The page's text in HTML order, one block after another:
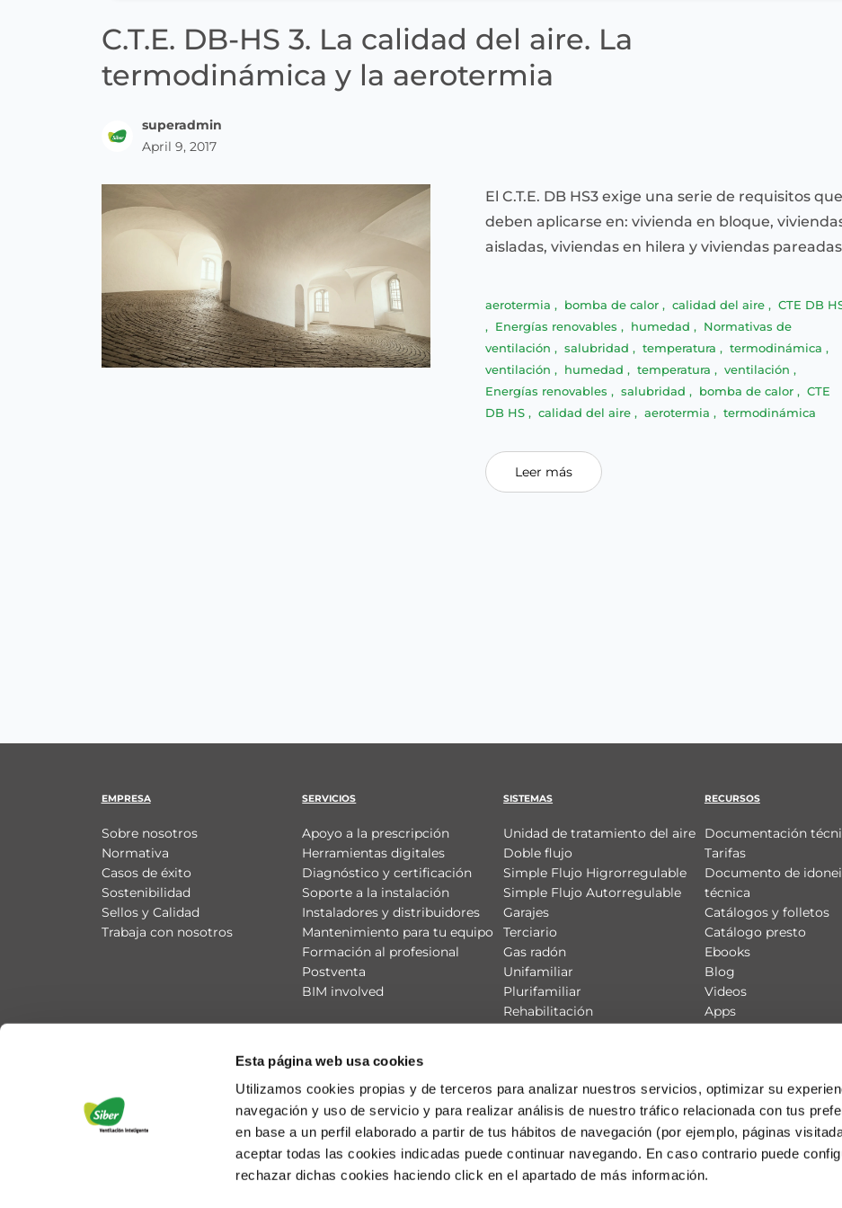
Esta página web usa cookies
Utilizamos cookies propias y de terceros para analizar nuestros servicios, optimizar su
navegación y uso de servicio y para realizar análisis de nuestro tráfico relacionada con tus
en base a un perfil elaborado a partir de tus hábitos de navegación (por ejemplo, páginas
aceptar todas las cookies indicadas puede continuar navegando. En caso contrario puede
rechazar dichas cookies haciendo click en el apartado de más información.
C.T.E. DB-HS 3. La calidad del aire. La
termodinámica y la aerotermia
superadmin
April 9, 2017
El C.T.E. DB HS3 exige una serie de requisitos que
deben aplicarse en: vivienda en bloque,
aisladas, viviendas en hilera y viviendas pareadas
aerotermia , bomba de calor , calidad del aire , CTE DB
, Energías renovables , humedad , Normativas de
ventilación , salubridad , temperatura , termodinámica ,
ventilación , humedad , temperatura , ventilación ,
Energías renovables , salubridad , bomba de calor , CTE
DB HS , calidad del aire , aerotermia , termodinámica
Leer más
EMPRESA
Sobre nosotros
Normativa
Casos de éxito
Sostenibilidad
Sellos y Calidad
Trabaja con nosotros
SERVICIOS
Apoyo a la prescripción
Herramientas digitales
Diagnóstico y certificación
Soporte a la instalación
Instaladores y distribuidores
Mantenimiento para tu equipo
Formación al profesional
Postventa
BIM involved
SISTEMAS
Unidad de tratamiento del aire
Doble flujo
Simple Flujo Higrorregulable
Simple Flujo Autorregulable
Garajes
Terciario
Gas radón
Unifamiliar
Plurifamiliar
Rehabilitación
RECURSOS
Documentación
Tarifas
Documento de
técnica
Catálogos y folletos
Catálogo presto
Ebooks
Blog
Videos
Apps